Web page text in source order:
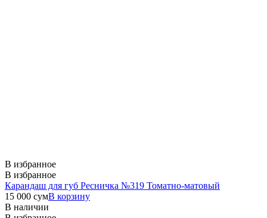
В избранное
В избранное
Карандаш для губ Ресничка №319 Томатно-матовый
15 000 сумВ корзину
В наличии